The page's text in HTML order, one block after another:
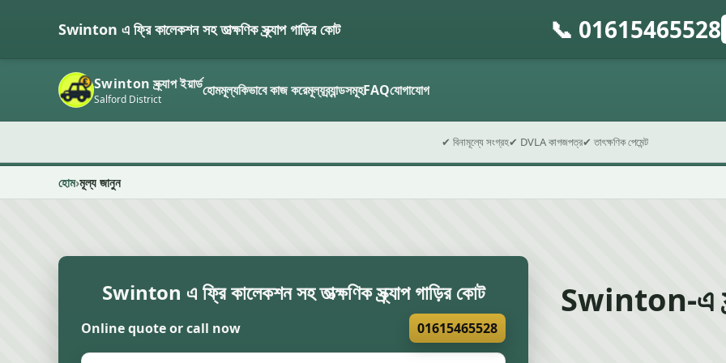
Swinton এ ফ্রি কালেকশন সহ তাত্ক্ষণিক স্ক্র্যাপ গাড়ির কোট 📞 01615465528
Swinton স্ক্র্যাপ ইয়ার্ড
Salford District হোমমূল্যকিভাবে কাজ করেমূল্যব্র্যান্ডসমূহFAQযোগাযোগ
✔ বিনামূল্যে সংগ্রহ✔ DVLA কাগজপত্র✔ তাৎক্ষণিক পেমেন্ট
হোম মূল্য জানুন
Swinton এ ফ্রি কালেকশন সহ তাত্ক্ষণিক স্ক্র্যাপ গাড়ির কোট
Online quote or call now 01615465528
Swinton-এ